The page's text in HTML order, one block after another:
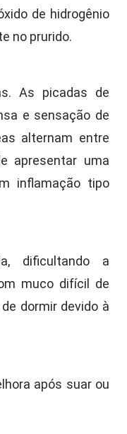
de hidrogênio
no prurido.
As picadas de
e sensação de
alternam entre
apresentar uma
inflamação tipo
dificultando a
muco difícil de
dormir devido à
após suar ou